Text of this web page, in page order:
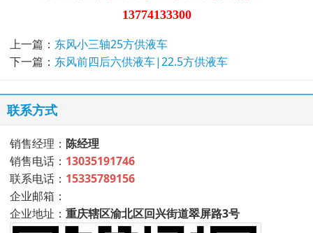
13774133300
上一篇： 东风小三轴25方供液车
下一篇： 东风前四后六供液车|22.5方供液车
联系方式
销售经理： 陈经理
销售电话： 13035191746
联系电话： 15335789156
企业邮箱：
企业地址： 重庆辖区渝北区回兴街道翠屏路3号